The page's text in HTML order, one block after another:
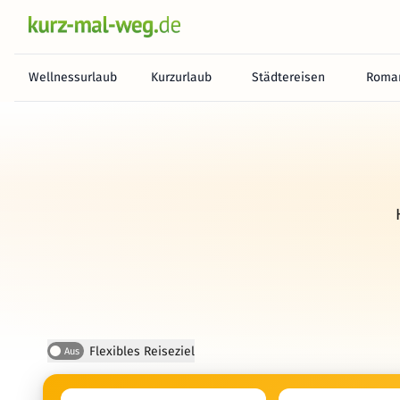
Wellnessurlaub Kurzurlaub Städtereisen
Aus Flexibles Reiseziel